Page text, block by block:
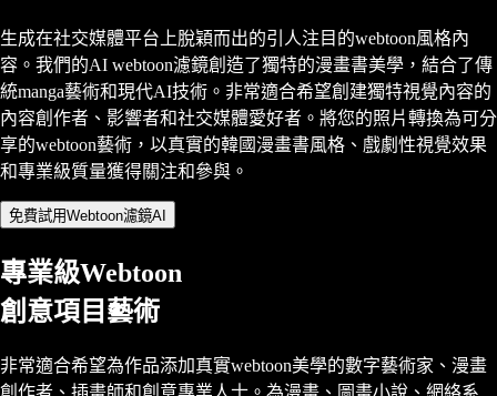
生成在社交媒體平台上脫穎而出的引人注目的webtoon風格內
容。我們的AI webtoon濾鏡創造了獨特的漫畫書美學，結合了傳
統manga藝術和現代AI技術。非常適合希望創建獨特視覺內容的
內容創作者、影響者和社交媒體愛好者。將您的照片轉換為可分
享的webtoon藝術，以真實的韓國漫畫書風格、戲劇性視覺效果
和專業級質量獲得關注和參與。
免費試用Webtoon濾鏡AI
專業級Webtoon
創意項目藝術
非常適合希望為作品添加真實webtoon美學的數字藝術家、漫畫
創作者、插畫師和創意專業人士。為漫畫、圖畫小說、網絡系